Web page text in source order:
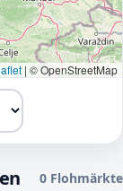
| © OpenStreetMap
0 Flohmärkte